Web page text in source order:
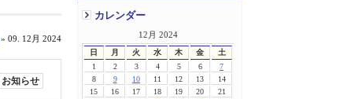
カレンダー
12月 2024
日 月 火 水 木 金 土
1 2 3 4 5 6
7
8
9 10 11 12 13
14
15
16 17 18 19 20
21
» 09. 12月 2024
お知らせ